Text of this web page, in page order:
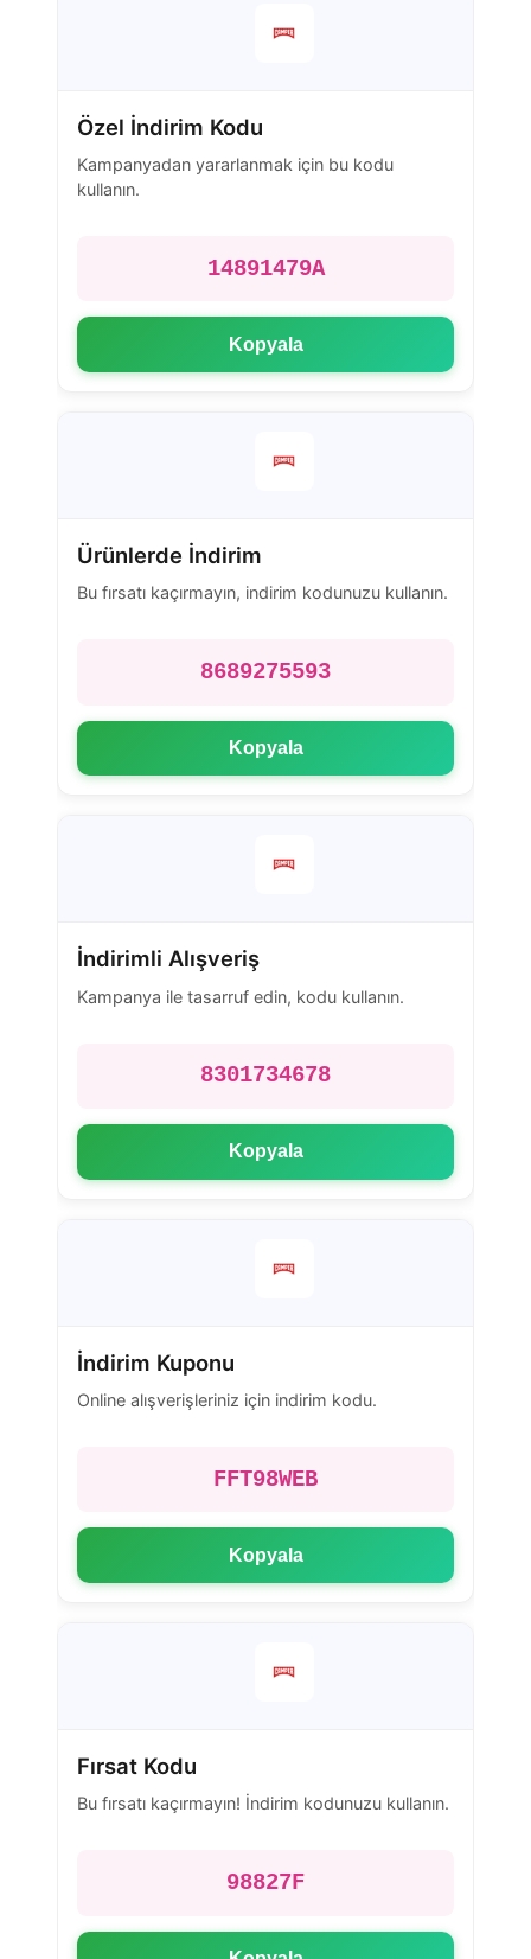
Özel İndirim Kodu
Kampanyadan yararlanmak için bu kodu
kullanın.
14891479A
Kopyala
Ürünlerde İndirim
Bu fırsatı kaçırmayın, indirim kodunuzu kullanın.
8689275593
Kopyala
İndirimli Alışveriş
Kampanya ile tasarruf edin, kodu kullanın.
8301734678
Kopyala
İndirim Kuponu
Online alışverişleriniz için indirim kodu.
FFT98WEB
Kopyala
Fırsat Kodu
Bu fırsatı kaçırmayın! İndirim kodunuzu kullanın.
98827F